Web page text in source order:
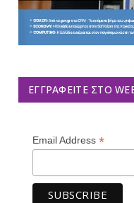
ΕΓΓΡΑΦΕΊΤΕ ΣΤΟ
Email Address *